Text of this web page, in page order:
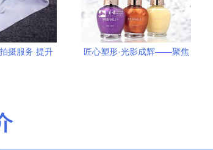
摄服务 提升
匠心塑形·光影成辉——聚焦